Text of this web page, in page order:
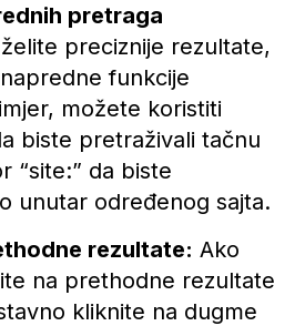
pretraga
preciznije rezultate,
funkcije
možete koristiti
biste pretraživali tačnu
“site:” da biste
unutar određenog sajta.
rezultate: Ako
na prethodne rezultate
kliknite na dugme